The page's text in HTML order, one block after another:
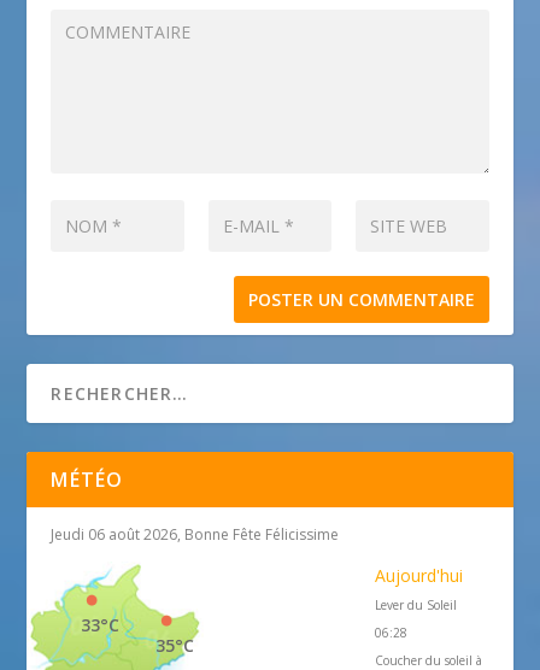
MÉTÉO
Jeudi 06 août 2026, Bonne Fête Félicissime
35°C
33°C
Aujourd'hui
Lever du Soleil
06:28
Coucher du soleil à